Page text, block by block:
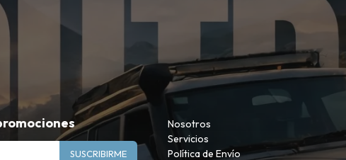
SUSCRIBIRME
Nosotros
Servicios
Política de Envío